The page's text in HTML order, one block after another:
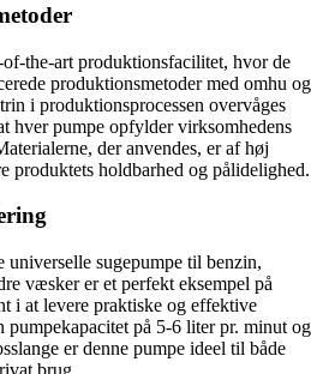
of-the-art produktionsfacilitet, hvor de
produktionsmetoder med omhu og
i produktionsprocessen overvåges
hver pumpe opfylder virksomhedens
der anvendes, er af høj
produktets holdbarhed og pålidelighed.
universelle sugepumpe til benzin,
væsker er et perfekt eksempel på
i at levere praktiske og effektive
pumpekapacitet på 5-6 liter pr. minut og
er denne pumpe ideel til både
brug.